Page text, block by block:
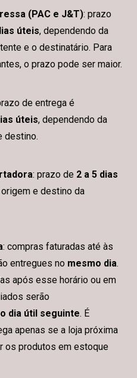
(PAC e J&T): prazo
úteis, dependendo da
e o destinatário. Para
o prazo pode ser maior.
de entrega é
úteis, dependendo da
destino.
: prazo de 2 a 5 dias
e destino da
: compras faturadas até às
entregues no mesmo dia.
após esse horário ou em
serão
dia útil seguinte. É
apenas se a loja próxima
os produtos em estoque